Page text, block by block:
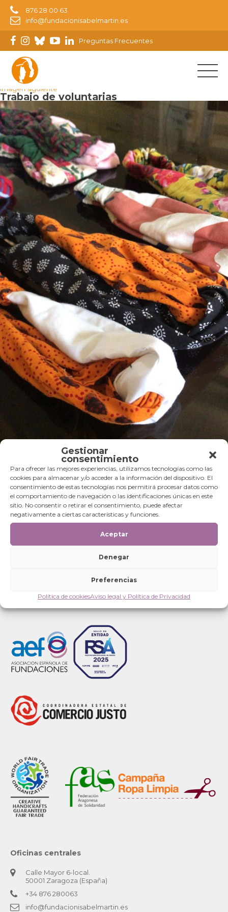
Gestionar
consentimiento
Para ofrecer las mejores experiencias, utilizamos tecnologías como las
cookies para almacenar y/o acceder a la información del dispositivo. El
consentimiento de estas tecnologías nos permitirá procesar datos como
el comportamiento de navegación o las identificaciones únicas en este
sitio. No consentir o retirar el consentimiento, puede afectar
negativamente a ciertas características y funciones.
Aceptar
Denegar
Preferencias
Política de cookiesAviso legal y Política de Privacidad
876 28 00 63
info@fundacionisabelmartin.es
Preguntas Frecuentes
Imagen anterior
Imagen siguiente
Trabajo de voluntarias
Publicado
23 julio, 201823 julio, 2018 Tamaño
completo
900 × 1600
Navegación
de
Publicado en¡Comienza la cuenta atrás para nuestras voluntarias!
Oficinas centrales
Calle Mayor 6-local.
50001 Zaragoza (España)
+34 876 280063
info@fundacionisabelmartin.es